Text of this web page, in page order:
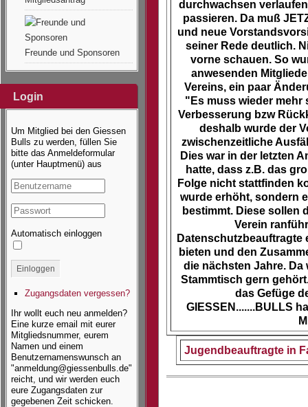
Freunde und Sponsoren
Login
Um Mitglied bei den Giessen
Bulls zu werden, füllen Sie
bitte das Anmeldeformular
(unter Hauptmenü) aus
Automatisch einloggen
Einloggen
Zugangsdaten vergessen?
Ihr wollt euch neu anmelden?
Eine kurze email mit eurer
Mitgliedsnummer, eurem
Namen und einem
Benutzernamenswunsch an
"anmeldung@giessenbulls.de"
reicht, und wir werden euch
eure Zugangsdaten zur
gegebenen Zeit schicken.
durchwachsen
passieren. Da muß
und neue
seiner Rede deutlich.
vorne schauen. So
anwesenden
Vereins, ein paar
"Es muss wieder mehr
Verbesserung bzw
deshalb wurde der
zwischenzeitliche
Dies war in der letzten
hatte, dass z.B. das
Folge nicht stattfinden
wurde erhöht, sondern
bestimmt. Diese sollen
Verein
Datenschutzbeauftragte
bieten und den
die nächsten Jahre.
Stammtisch gern
das Gefüge
GIESSEN.......BULLS
Jugendbeauftragte in